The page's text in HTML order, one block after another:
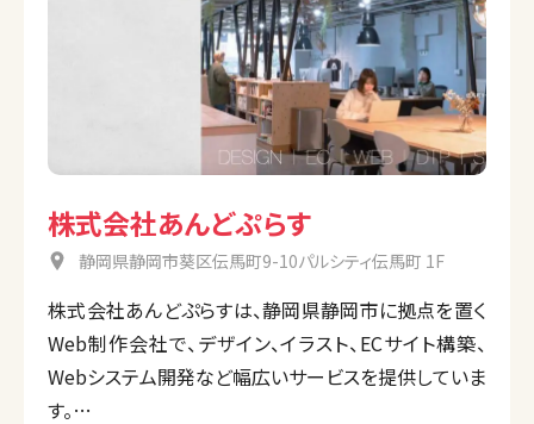
株式会社あんどぷらす
静岡県静岡市葵区伝馬町9-10パルシティ伝馬町 1F
株式会社あんどぷらすは、静岡県静岡市に拠点を置く
Web制作会社で、デザイン、イラスト、ECサイト構築、
Webシステム開発など幅広いサービスを提供していま
す。